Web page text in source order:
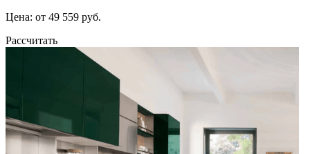
Цена: от 49 559 руб.
Рассчитать